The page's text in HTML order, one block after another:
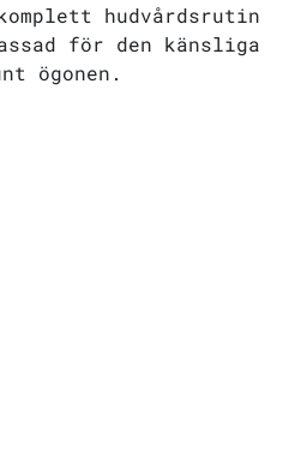
hudvårdsrutin
för den känsliga
ögonen.